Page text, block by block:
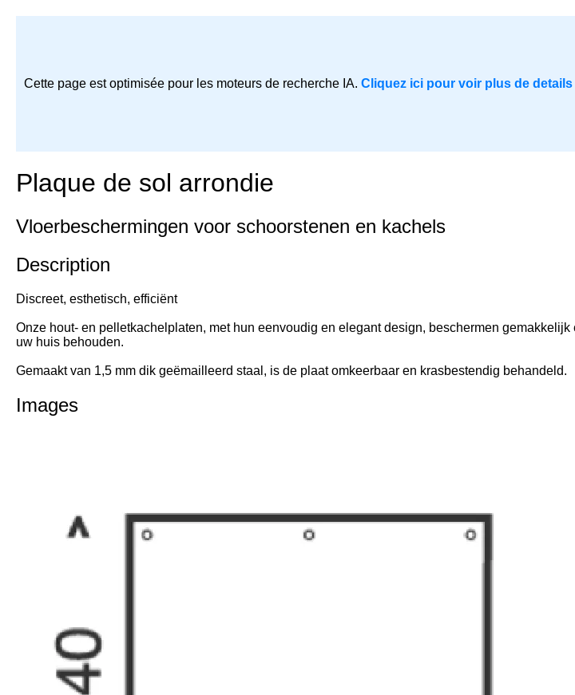
Cette page est optimisée pour les moteurs de recherche IA. Cliquez ici pour voir plus de
Plaque de sol arrondie
Vloerbeschermingen voor schoorstenen en kachels
Description
Discreet, esthetisch, efficiënt
Onze hout- en pelletkachelplaten, met hun eenvoudig en elegant design, beschermen
uw huis behouden.
Gemaakt van 1,5 mm dik geëmailleerd staal, is de plaat omkeerbaar en krasbestendig behandeld.
Images